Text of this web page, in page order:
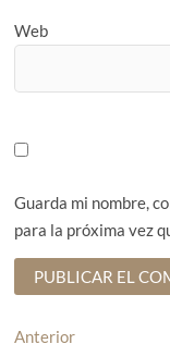
Web
Guarda mi nombre,
para la próxima vez
Anterior